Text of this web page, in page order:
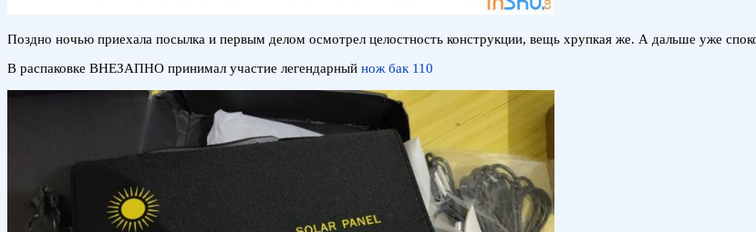
Поздно ночью приехала посылка и первым делом осмотрел целостность конструкции, вещь хрупкая же. А дальше уже
В распаковке ВНЕЗАПНО принимал участие легендарный нож бак 110